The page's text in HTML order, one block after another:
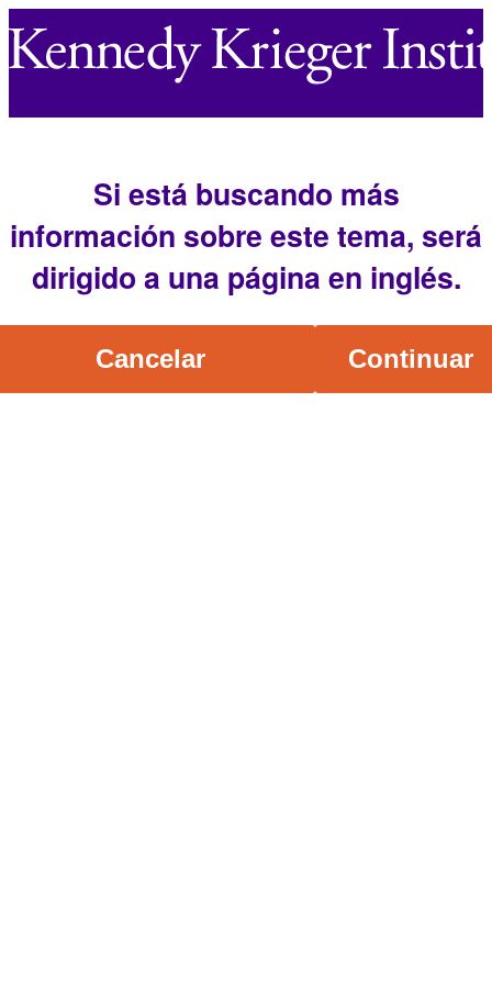
Si está buscando más
información sobre este tema, será
dirigido a una página en inglés.
Cancelar Continuar